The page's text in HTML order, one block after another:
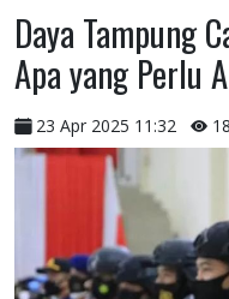
Daya Tampung
Apa yang Perlu
23 Apr 2025 11:32